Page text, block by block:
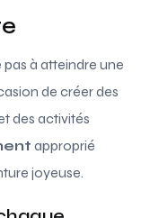
à atteindre une
de créer des
des activités
approprié
joyeuse.